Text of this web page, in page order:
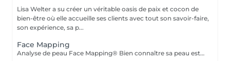
Lisa Welter a su créer un véritable oasis de paix et cocon de
bien-être où elle accueille ses clients avec tout son savoir-faire,
son expérience, sa p...
Face Mapping
Analyse de peau Face Mapping® Bien connaître sa peau est la première étape pour obtenir une peau en bonne santé. Grâce au concept exclusif de Face Mapping®, votre Skin Thérapeute Dermalogica analyse votre peau, zone par zone, pour comprendre ses besoins et ses carences. Une routine de soins appropriée et des conseils personnalisés vous seront ensuite prodigués.